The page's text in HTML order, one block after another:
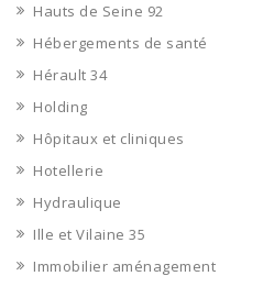
Hauts de Seine 92
Hébergements de santé
Hérault 34
Holding
Hôpitaux et cliniques
Hotellerie
Hydraulique
Ille et Vilaine 35
Immobilier aménagement